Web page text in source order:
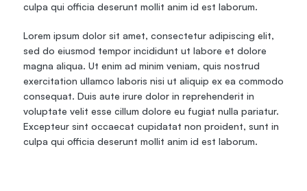
culpa qui officia deserunt mollit anim id est laborum.
Lorem ipsum dolor sit amet, consectetur adipiscing elit,
sed do eiusmod tempor incididunt ut labore et dolore
magna aliqua. Ut enim ad minim veniam, quis nostrud
exercitation ullamco laboris nisi ut aliquip ex ea commodo
consequat. Duis aute irure dolor in reprehenderit in
voluptate velit esse cillum dolore eu fugiat nulla pariatur.
Excepteur sint occaecat cupidatat non proident, sunt in
culpa qui officia deserunt mollit anim id est laborum.